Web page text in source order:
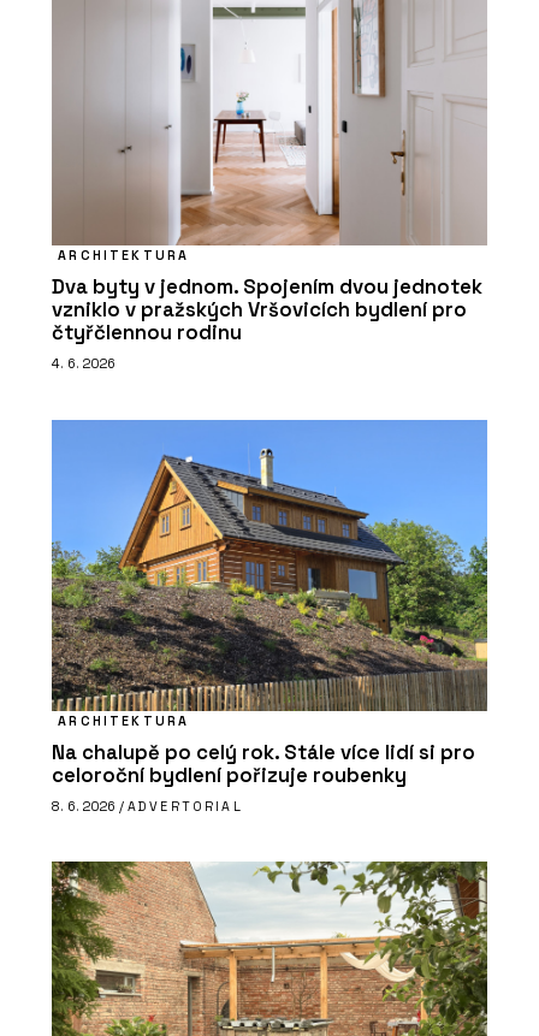
ARCHITEKTURA
Dva byty v jednom. Spojením dvou jednotek
vzniklo v pražských Vršovicích bydlení pro
čtyřčlennou rodinu
4. 6. 2026
ARCHITEKTURA
Na chalupě po celý rok. Stále více lidí si pro
celoroční bydlení pořizuje roubenky
8. 6. 2026 / ADVERTORIAL